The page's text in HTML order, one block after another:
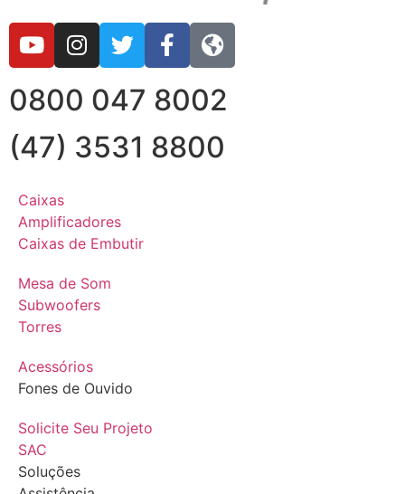
0800 047 8002
(47) 3531 8800
Caixas
Amplificadores
Caixas de Embutir
Mesa de Som
Subwoofers
Torres
Acessórios
Fones de Ouvido
Solicite Seu Projeto
SAC
Soluções